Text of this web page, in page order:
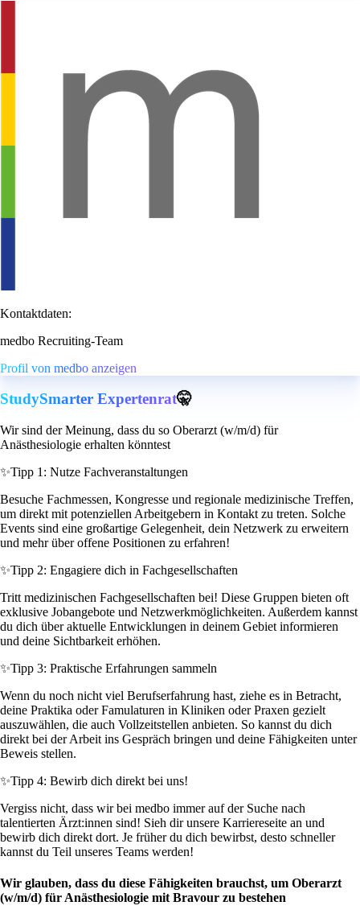
Kontaktdaten:
medbo Recruiting-Team
Profil von medbo anzeigen
StudySmarter Expertenrat🤫
Wir sind der Meinung, dass du so Oberarzt (w/m/d) für
Anästhesiologie erhalten könntest
✨Tipp 1: Nutze Fachveranstaltungen
Besuche Fachmessen, Kongresse und regionale medizinische Treffen,
um direkt mit potenziellen Arbeitgebern in Kontakt zu treten. Solche
Events sind eine großartige Gelegenheit, dein Netzwerk zu erweitern
und mehr über offene Positionen zu erfahren!
✨Tipp 2: Engagiere dich in Fachgesellschaften
Tritt medizinischen Fachgesellschaften bei! Diese Gruppen bieten oft
exklusive Jobangebote und Netzwerkmöglichkeiten. Außerdem kannst
du dich über aktuelle Entwicklungen in deinem Gebiet informieren
und deine Sichtbarkeit erhöhen.
✨Tipp 3: Praktische Erfahrungen sammeln
Wenn du noch nicht viel Berufserfahrung hast, ziehe es in Betracht,
deine Praktika oder Famulaturen in Kliniken oder Praxen gezielt
auszuwählen, die auch Vollzeitstellen anbieten. So kannst du dich
direkt bei der Arbeit ins Gespräch bringen und deine Fähigkeiten unter
Beweis stellen.
✨Tipp 4: Bewirb dich direkt bei uns!
Vergiss nicht, dass wir bei medbo immer auf der Suche nach
talentierten Ärzt:innen sind! Sieh dir unsere Karriereseite an und
bewirb dich direkt dort. Je früher du dich bewirbst, desto schneller
kannst du Teil unseres Teams werden!
Wir glauben, dass du diese Fähigkeiten brauchst, um Oberarzt
(w/m/d) für Anästhesiologie mit Bravour zu bestehen